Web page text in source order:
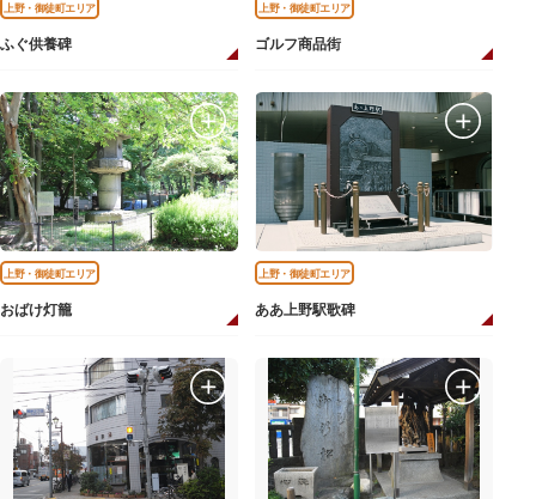
上野・御徒町エリア
ふぐ供養碑
上野・御徒町エリア
ゴルフ商品街
上野・御徒町エリア
おばけ灯籠
上野・御徒町エリア
ああ上野駅歌碑